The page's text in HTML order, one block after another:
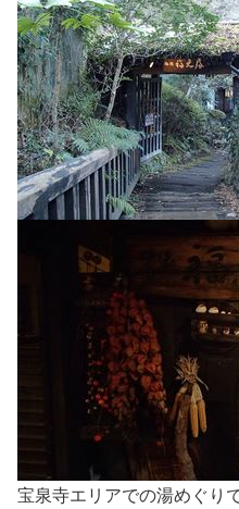
宝泉寺エリアでの湯めぐり